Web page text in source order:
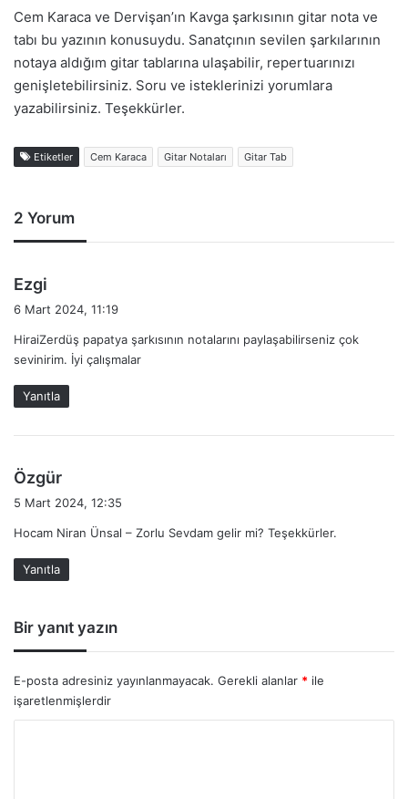
Cem Karaca ve Dervişan’ın Kavga şarkısının gitar nota ve
tabı bu yazının konusuydu. Sanatçının sevilen şarkılarının
notaya aldığım gitar tablarına ulaşabilir, repertuarınızı
genişletebilirsiniz. Soru ve isteklerinizi yorumlara
yazabilirsiniz. Teşekkürler.
Etiketler Cem Karaca Gitar Notaları Gitar Tab
2 Yorum
Ezgi
i
k
i
:
6 Mart 2024, 11:19
HiraiZerdüş papatya şarkısının notalarını paylaşabilirseniz çok
sevinirim. İyi çalışmalar
Yanıtla
Özgür
i
k
i
5 Mart 2024, 12:35
Hocam Niran Ünsal – Zorlu Sevdam gelir mi? Teşekkürler.
Yanıtla
Bir yanıt yazın
E-posta adresiniz yayınlanmayacak. Gerekli alanlar * ile
işaretlenmişlerdir